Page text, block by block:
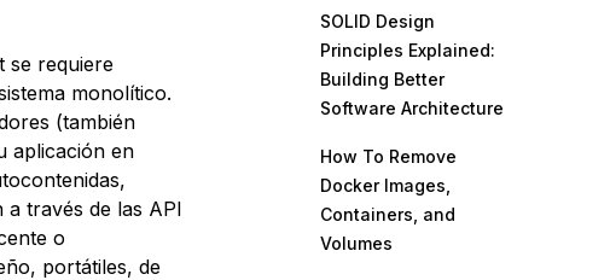
se requiere
monolítico.
(también
aplicación en
través de las API
o
portátiles, de
SOLID Design
Principles Explained:
Building Better
Software Architecture
How To Remove
Docker Images,
Containers, and
Volumes